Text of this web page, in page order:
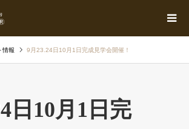
情報 9月23.24日10月1日完成見学会開催！
日10月1日完